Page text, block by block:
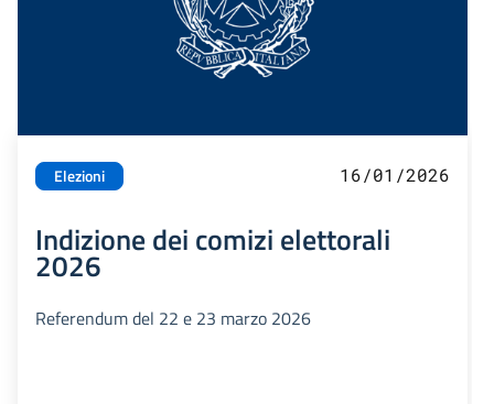
Elezioni 16/01/2026
Indizione dei comizi elettorali
2026
Referendum del 22 e 23 marzo 2026